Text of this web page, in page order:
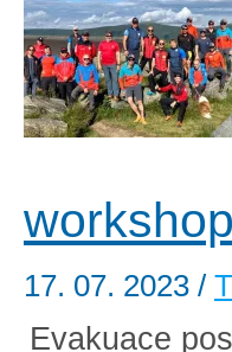
17. 07. 2023 /
Evakuace